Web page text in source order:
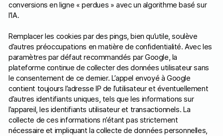
conversions en ligne « perdues » avec un algorithme basé sur
l’IA.
Remplacer les cookies par des pings, bien qu’utile, soulève
d’autres préoccupations en matière de confidentialité. Avec les
paramètres par défaut recommandés par Google, la
plateforme continue de collecter des données utilisateur sans
le consentement de ce dernier. L’appel envoyé à Google
contient toujours l’adresse IP de l’utilisateur et éventuellement
d’autres identifiants uniques, tels que les informations sur
l’appareil, les identifiants utilisateur et transactionnels. La
collecte de ces informations n’étant pas strictement
nécessaire et impliquant la collecte de données personnelles,